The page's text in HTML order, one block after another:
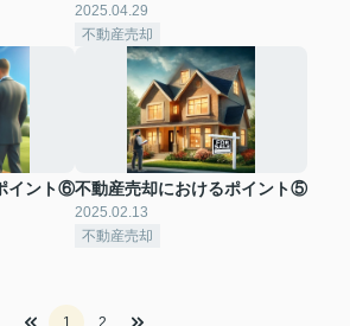
2025.04.29
不動産売却
イント⑥不動産売却におけるポイント⑤
2025.02.13
不動産売却
1 2